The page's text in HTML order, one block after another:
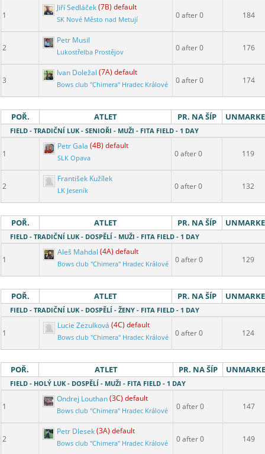
1
Jiří Sedláček(7B) default
SK Nové Město nad Metují 0 after 0 184
2
Petr Musil
Lukostřelba Prostějov 0 after 0 176
3
Ivan Doležal (7A) default
Bows club "Chimera" Hradec Králové 0 after 0 174
POŘ. ATLET PR. NA ŠÍP
FIELD - TRADIČNÍ LUK - SENIOŘI - MUŽI - FITA FIELD - 1 DAY
1
Petr Gala (4B) default
SLK Opava 0 after 0 119
2
František Kužílek
LK Jeseník 0 after 0 132
POŘ. ATLET PR. NA ŠÍP
FIELD - TRADIČNÍ LUK - DOSPĚLÍ - MUŽI - FITA FIELD - 1 DAY
1
Aleš Mahdal (4A) default
Bows club "Chimera" Hradec Králové 0 after 0 129
POŘ. ATLET PR. NA ŠÍP
FIELD - TRADIČNÍ LUK - DOSPĚLÍ - ŽENY - FITA FIELD - 1 DAY
1
Lucie Zezulková (4C) default
Bows club "Chimera" Hradec Králové 0 after 0 124
POŘ. ATLET PR. NA ŠÍP
FIELD - HOLÝ LUK - DOSPĚLÍ - MUŽI - FITA FIELD - 1 DAY
1
Ondrej Louthan(3C) default
Bows club "Chimera" Hradec Králové 0 after 0 147
2
Petr Dlesek(3A) default
Bows club "Chimera" Hradec Králové 0 after 0 149